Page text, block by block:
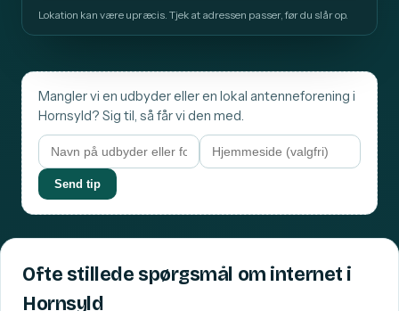
Lokation kan være upræcis. Tjek at adressen passer, før du slår op.
Mangler vi en udbyder eller en lokal antenneforening i
Hornsyld? Sig til, så får vi den med.
Send tip
Ofte stillede spørgsmål om internet i
Hornsyld